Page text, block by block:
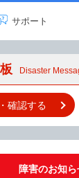
サポート
Disaster
確認する
障害のお知